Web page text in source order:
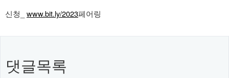
신청_ www.bit.ly/2023페어링
댓글목록